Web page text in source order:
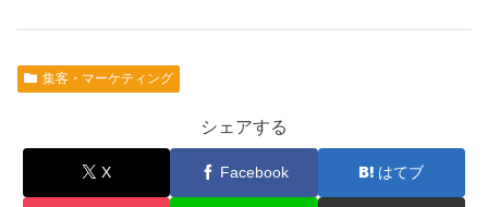
集客・マーケティング
シェアする
X Facebook はてブ